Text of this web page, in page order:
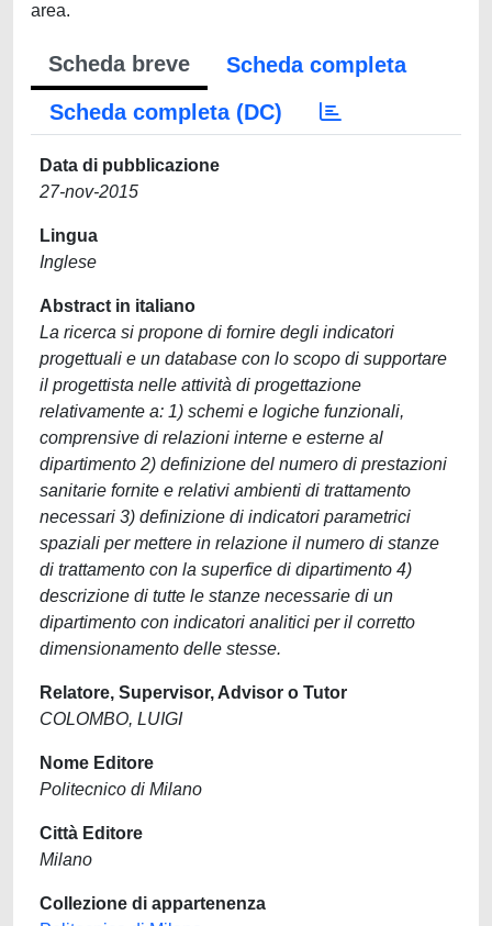
area.
Scheda breve
Scheda completa
Scheda completa (DC)
Data di pubblicazione
27-nov-2015
Lingua
Inglese
Abstract in italiano
La ricerca si propone di fornire degli indicatori
progettuali e un database con lo scopo di supportare
il progettista nelle attività di progettazione
relativamente a: 1) schemi e logiche funzionali,
comprensive di relazioni interne e esterne al
dipartimento 2) definizione del numero di prestazioni
sanitarie fornite e relativi ambienti di trattamento
necessari 3) definizione di indicatori parametrici
spaziali per mettere in relazione il numero di stanze
di trattamento con la superfice di dipartimento 4)
descrizione di tutte le stanze necessarie di un
dipartimento con indicatori analitici per il corretto
dimensionamento delle stesse.
Relatore, Supervisor, Advisor o Tutor
COLOMBO, LUIGI
Nome Editore
Politecnico di Milano
Città Editore
Milano
Collezione di appartenenza